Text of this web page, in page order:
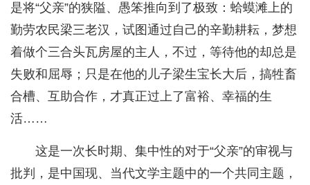
是将“父亲”的狭隘、愚笨推向到了极致：蛤蟆滩上的
勤劳农民梁三老汉，试图通过自己的辛勤耕耘，梦想
着做个三合头瓦房屋的主人，不过，等待他的却总是
失败和屈辱；只是在他的儿子梁生宝长大后，搞牲畜
合槽、互助合作，才真正过上了富裕、幸福的生
活……
这是一次长时期、集中性的对于“父亲”的审视与
批判，是中国现、当代文学主题中的一个共同主题，